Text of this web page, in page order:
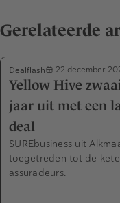
Gerelateerde
Dealflash 22 december
Yellow Hive
jaar uit met een
deal
SUREbusiness uit
toegetreden tot de
assuradeurs.